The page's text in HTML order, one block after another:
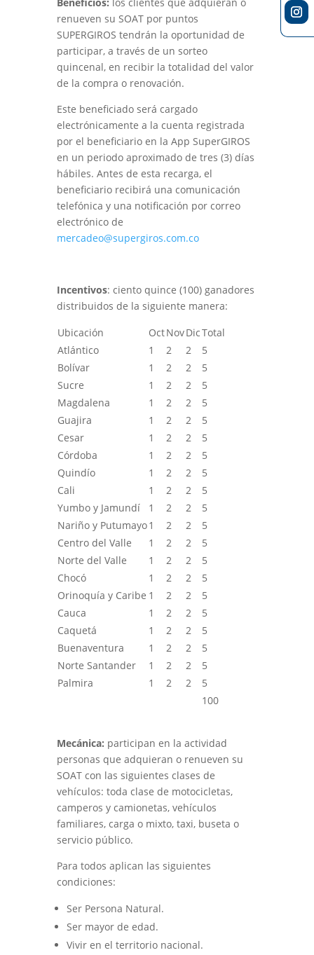
renueven su SOAT por puntos
SUPERGIROS tendrán la oportunidad de
participar, a través de un sorteo
quincenal, en recibir la totalidad del valor
de la compra o renovación.
Este beneficiado será cargado
electrónicamente a la cuenta registrada
por el beneficiario en la App SuperGIROS
en un periodo aproximado de tres (3) días
hábiles. Antes de esta recarga, el
beneficiario recibirá una comunicación
telefónica y una notificación por correo
electrónico de
mercadeo@supergiros.com.co
Incentivos: ciento quince (100) ganadores
distribuidos de la siguiente manera:
Ubicación
OctNovDicTotal
Atlántico
1 2 2
5
Bolívar
1 2 2
5
Sucre
1 2 2
5
Magdalena
1 2 2
5
Guajira
1 2 2
5
Cesar
1 2 2
5
Córdoba
1 2 2
5
Quindío
1 2 2
5
Cali
1 2 2
5
Yumbo y Jamundí
1 2 2
5
Nariño y Putumayo1 2 2
5
Centro del Valle
1 2 2
5
Norte del Valle
1 2 2
5
Chocó
1 2 2
5
Orinoquía y Caribe 1 2 2
5
Cauca
1 2 2
5
Caquetá
1 2 2
5
Buenaventura
1 2 2
5
Norte Santander
1 2 2
5
Palmira
1 2 2
5
100
Mecánica: participan en la actividad
personas que adquieran o renueven su
SOAT con las siguientes clases de
vehículos: toda clase de motocicletas,
camperos y camionetas, vehículos
familiares, carga o mixto, taxi, buseta o
servicio público.
Para todos aplican las siguientes
condiciones:
Ser Persona Natural.
Ser mayor de edad.
Vivir en el territorio nacional.